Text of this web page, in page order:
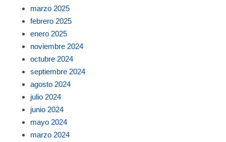
marzo 2025
febrero 2025
enero 2025
noviembre 2024
octubre 2024
septiembre 2024
agosto 2024
julio 2024
junio 2024
mayo 2024
marzo 2024